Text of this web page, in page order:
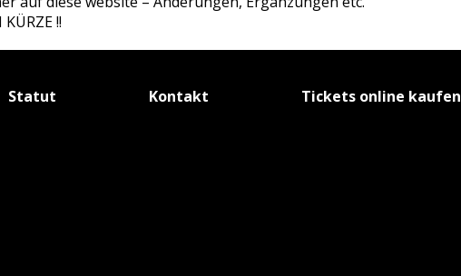
!!
Statut Kontakt Tickets online kaufen